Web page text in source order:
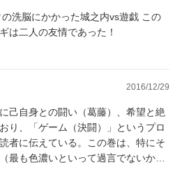
洗脳にかかった城之内vs遊戯 この
は二人の友情であった！
2016/12/29
己自身との闘い（葛藤）、希望と絶
り、「ゲーム（決闘）」というプロ
者に伝えている。この巻は、特にそ
最も色濃いといって過言でないかも